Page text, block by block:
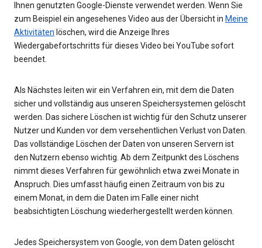
Ihnen genutzten Google-Dienste verwendet werden. Wenn Sie
zum Beispiel ein angesehenes Video aus der Übersicht in Meine
Aktivitäten löschen, wird die Anzeige Ihres
Wiedergabefortschritts für dieses Video bei YouTube sofort
beendet.
Als Nächstes leiten wir ein Verfahren ein, mit dem die Daten
sicher und vollständig aus unseren Speichersystemen gelöscht
werden. Das sichere Löschen ist wichtig für den Schutz unserer
Nutzer und Kunden vor dem versehentlichen Verlust von Daten.
Das vollständige Löschen der Daten von unseren Servern ist
den Nutzern ebenso wichtig. Ab dem Zeitpunkt des Löschens
nimmt dieses Verfahren für gewöhnlich etwa zwei Monate in
Anspruch. Dies umfasst häufig einen Zeitraum von bis zu
einem Monat, in dem die Daten im Falle einer nicht
beabsichtigten Löschung wiederhergestellt werden können.
Jedes Speichersystem von Google, von dem Daten gelöscht